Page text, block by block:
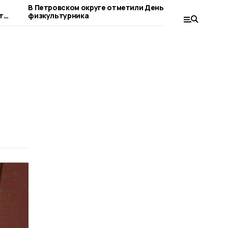
В Петровском округе отметили День
физкультурника